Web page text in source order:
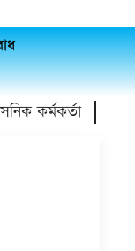
কর্মকর্তা